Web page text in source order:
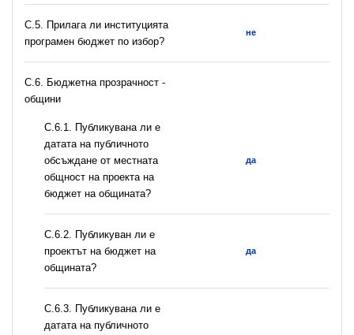
С.5. Прилага ли институцията
програмен бюджет по избор?
не
C.6. Бюджетна прозрачност -
общини
С.6.1. Публикувана ли е
датата на публичното
обсъждане от местната
общност на проекта на
бюджет на общината?
да
С.6.2. Публикуван ли е
проектът на бюджет на
общината?
да
С.6.3. Публикувана ли е
датата на публичното